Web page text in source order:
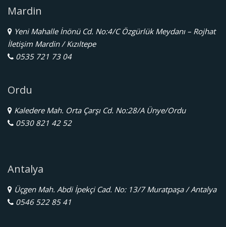
Mardin
Yeni Mahalle İnönü Cd. No:4/C Özgürlük Meydanı – Rojhat
İletişim Mardin / Kızıltepe
0535 721 73 04
Ordu
Kaledere Mah. Orta Çarşı Cd. No:28/A Ünye/Ordu
0530 821 42 52
Antalya
Üçgen Mah. Abdi İpekçi Cad. No: 13/7 Muratpaşa / Antalya
0546 522 85 41